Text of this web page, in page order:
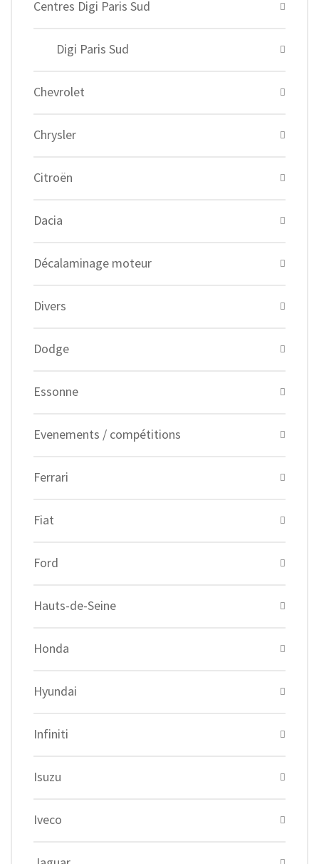
Centres Digi Paris Sud
Digi Paris Sud
Chevrolet
Chrysler
Citroën
Dacia
Décalaminage moteur
Divers
Dodge
Essonne
Evenements / compétitions
Ferrari
Fiat
Ford
Hauts-de-Seine
Honda
Hyundai
Infiniti
Isuzu
Iveco